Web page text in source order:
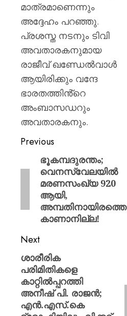
മാത്രമാണെന്നും
അദ്ദേഹം പറഞ്ഞു.
പ്രശസ്ത നടനും ടിവി
അവതാരകനുമായ
രാജീവ് ഖണ്ഡേൽവാൾ
ആയിരിക്കും വന്ദേ
ഭാരതത്തിൻ്റെ
അംബാസഡറും
അവതാരകനും.
Previous
ഭൂകമ്പദുരന്തം;
വെനസ്വേലയിൽ
മരണസംഖ്യ 920
ആയി,
അമ്പതിനായിരത്തെ
കാണാനില്ല!
Next
ശാരീരിക
പരിമിതികളെ
കാറ്റിൽപ്പറത്തി
അനീഷ് പി. രാജൻ;
എൻ.എസ്.കെ